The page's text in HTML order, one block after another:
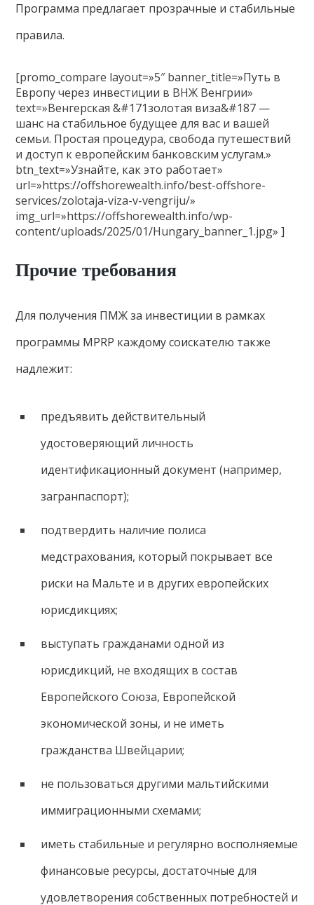
Программа предлагает прозрачные и стабильные
правила.
[promo_compare layout=»5″ banner_title=»Путь в
Европу через инвестиции в ВНЖ Венгрии»
text=»Венгерская &#171золотая виза&#187 —
шанс на стабильное будущее для вас и вашей
семьи. Простая процедура, свобода путешествий
и доступ к европейским банковским услугам.»
btn_text=»Узнайте, как это работает»
url=»https://offshorewealth.info/best-offshore-
services/zolotaja-viza-v-vengriju/»
img_url=»https://offshorewealth.info/wp-
content/uploads/2025/01/Hungary_banner_1.jpg» ]
Прочие требования
Для получения ПМЖ за инвестиции в рамках
программы MPRP каждому соискателю также
надлежит:
предъявить действительный
удостоверяющий личность
идентификационный документ (например,
загранпаспорт);
подтвердить наличие полиса
медстрахования, который покрывает все
риски на Мальте и в других европейских
юрисдикциях;
выступать гражданами одной из
юрисдикций, не входящих в состав
Европейского Союза, Европейской
экономической зоны, и не иметь
гражданства Швейцарии;
не пользоваться другими мальтийскими
иммиграционными схемами;
иметь стабильные и регулярно восполняемые
финансовые ресурсы, достаточные для
удовлетворения собственных потребностей и